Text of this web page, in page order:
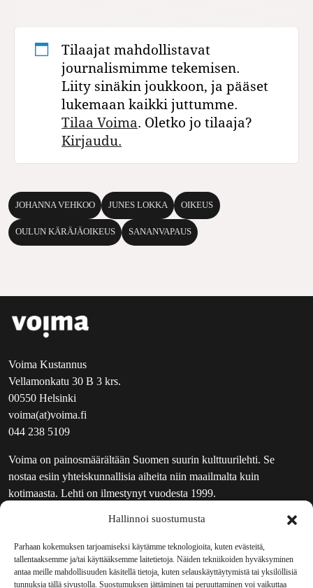
Hallinnoi suostumusta
Parhaan kokemuksen tarjoamiseksi käytämme teknologioita, kuten evästeitä,
tallentaaksemme ja/tai käyttääksemme laitetietoja. Näiden tekniikoiden hyväksyminen
antaa meille mahdollisuuden käsitellä tietoja, kuten selauskäyttäytymistä tai yksilöllisiä
tunnuksia tällä sivustolla. Suostumuksen jättäminen tai peruuttaminen voi vaikuttaa
Tilaajat mahdollistavat
journalismimme tekemisen.
Liity sinäkin joukkoon, ja pääset
lukemaan kaikki juttumme.
Tilaa Voima. Oletko jo tilaaja?
Kirjaudu.
JOHANNA VEHKOO JUNES LOKKA OIKEUS
OULUN KÄRÄJÄOIKEUS SANANVAPAUS
Voima Kustannus
Vellamonkatu 30 B 3 krs.
00550 Helsinki
voima(at)voima.fi
044 238 5109
Voima on painosmäärältään Suomen suurin kulttuurilehti. Se
nostaa esiin yhteiskunnallisia aiheita niin maailmalta kuin
kotimaasta. Lehti on ilmestynyt vuodesta 1999.
UUTISKIRJE
MAINOSTAJILLE
VASTAMAINOKSET